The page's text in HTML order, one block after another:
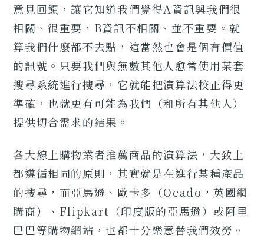
意見回饋，讓它知道我們覺得A資訊與我們很
相關、很重要，B資訊不相關、並不重要。就
算我們什麼都不去點，這當然也會是個有價值
的訊號。只要我們與無數其他人愈常使用某套
搜尋系統進行搜尋，它就能把演算法校正得更
準確，也就更有可能為我們（和所有其他人）
提供切合需求的結果。
各大線上購物業者推薦商品的演算法，大致上
都遵循相同的原則，其實就是在進行某種產品
的搜尋，而亞馬遜、歐卡多（Ocado，英國網
購商）、Flipkart（印度版的亞馬遜）或阿里
巴巴等購物網站，也都十分樂意替我們效勞。